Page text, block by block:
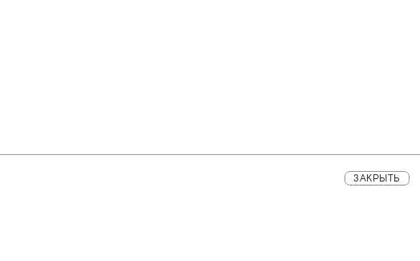
ЗАКРЫТЬ